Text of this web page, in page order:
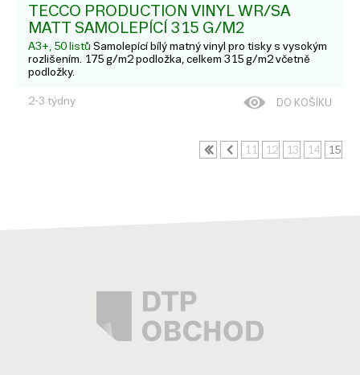
TECCO PRODUCTION VINYL WR/SA
MATT SAMOLEPÍCÍ 315 G/M2
A3+, 50 listů Samolepící bílý matný vinyl pro tisky s vysokým
rozlišením. 175 g/m2 podložka, celkem 315 g/m2 včetně
podložky.
2-3 týdny DO KOŠÍKU
11 12 13 14 15